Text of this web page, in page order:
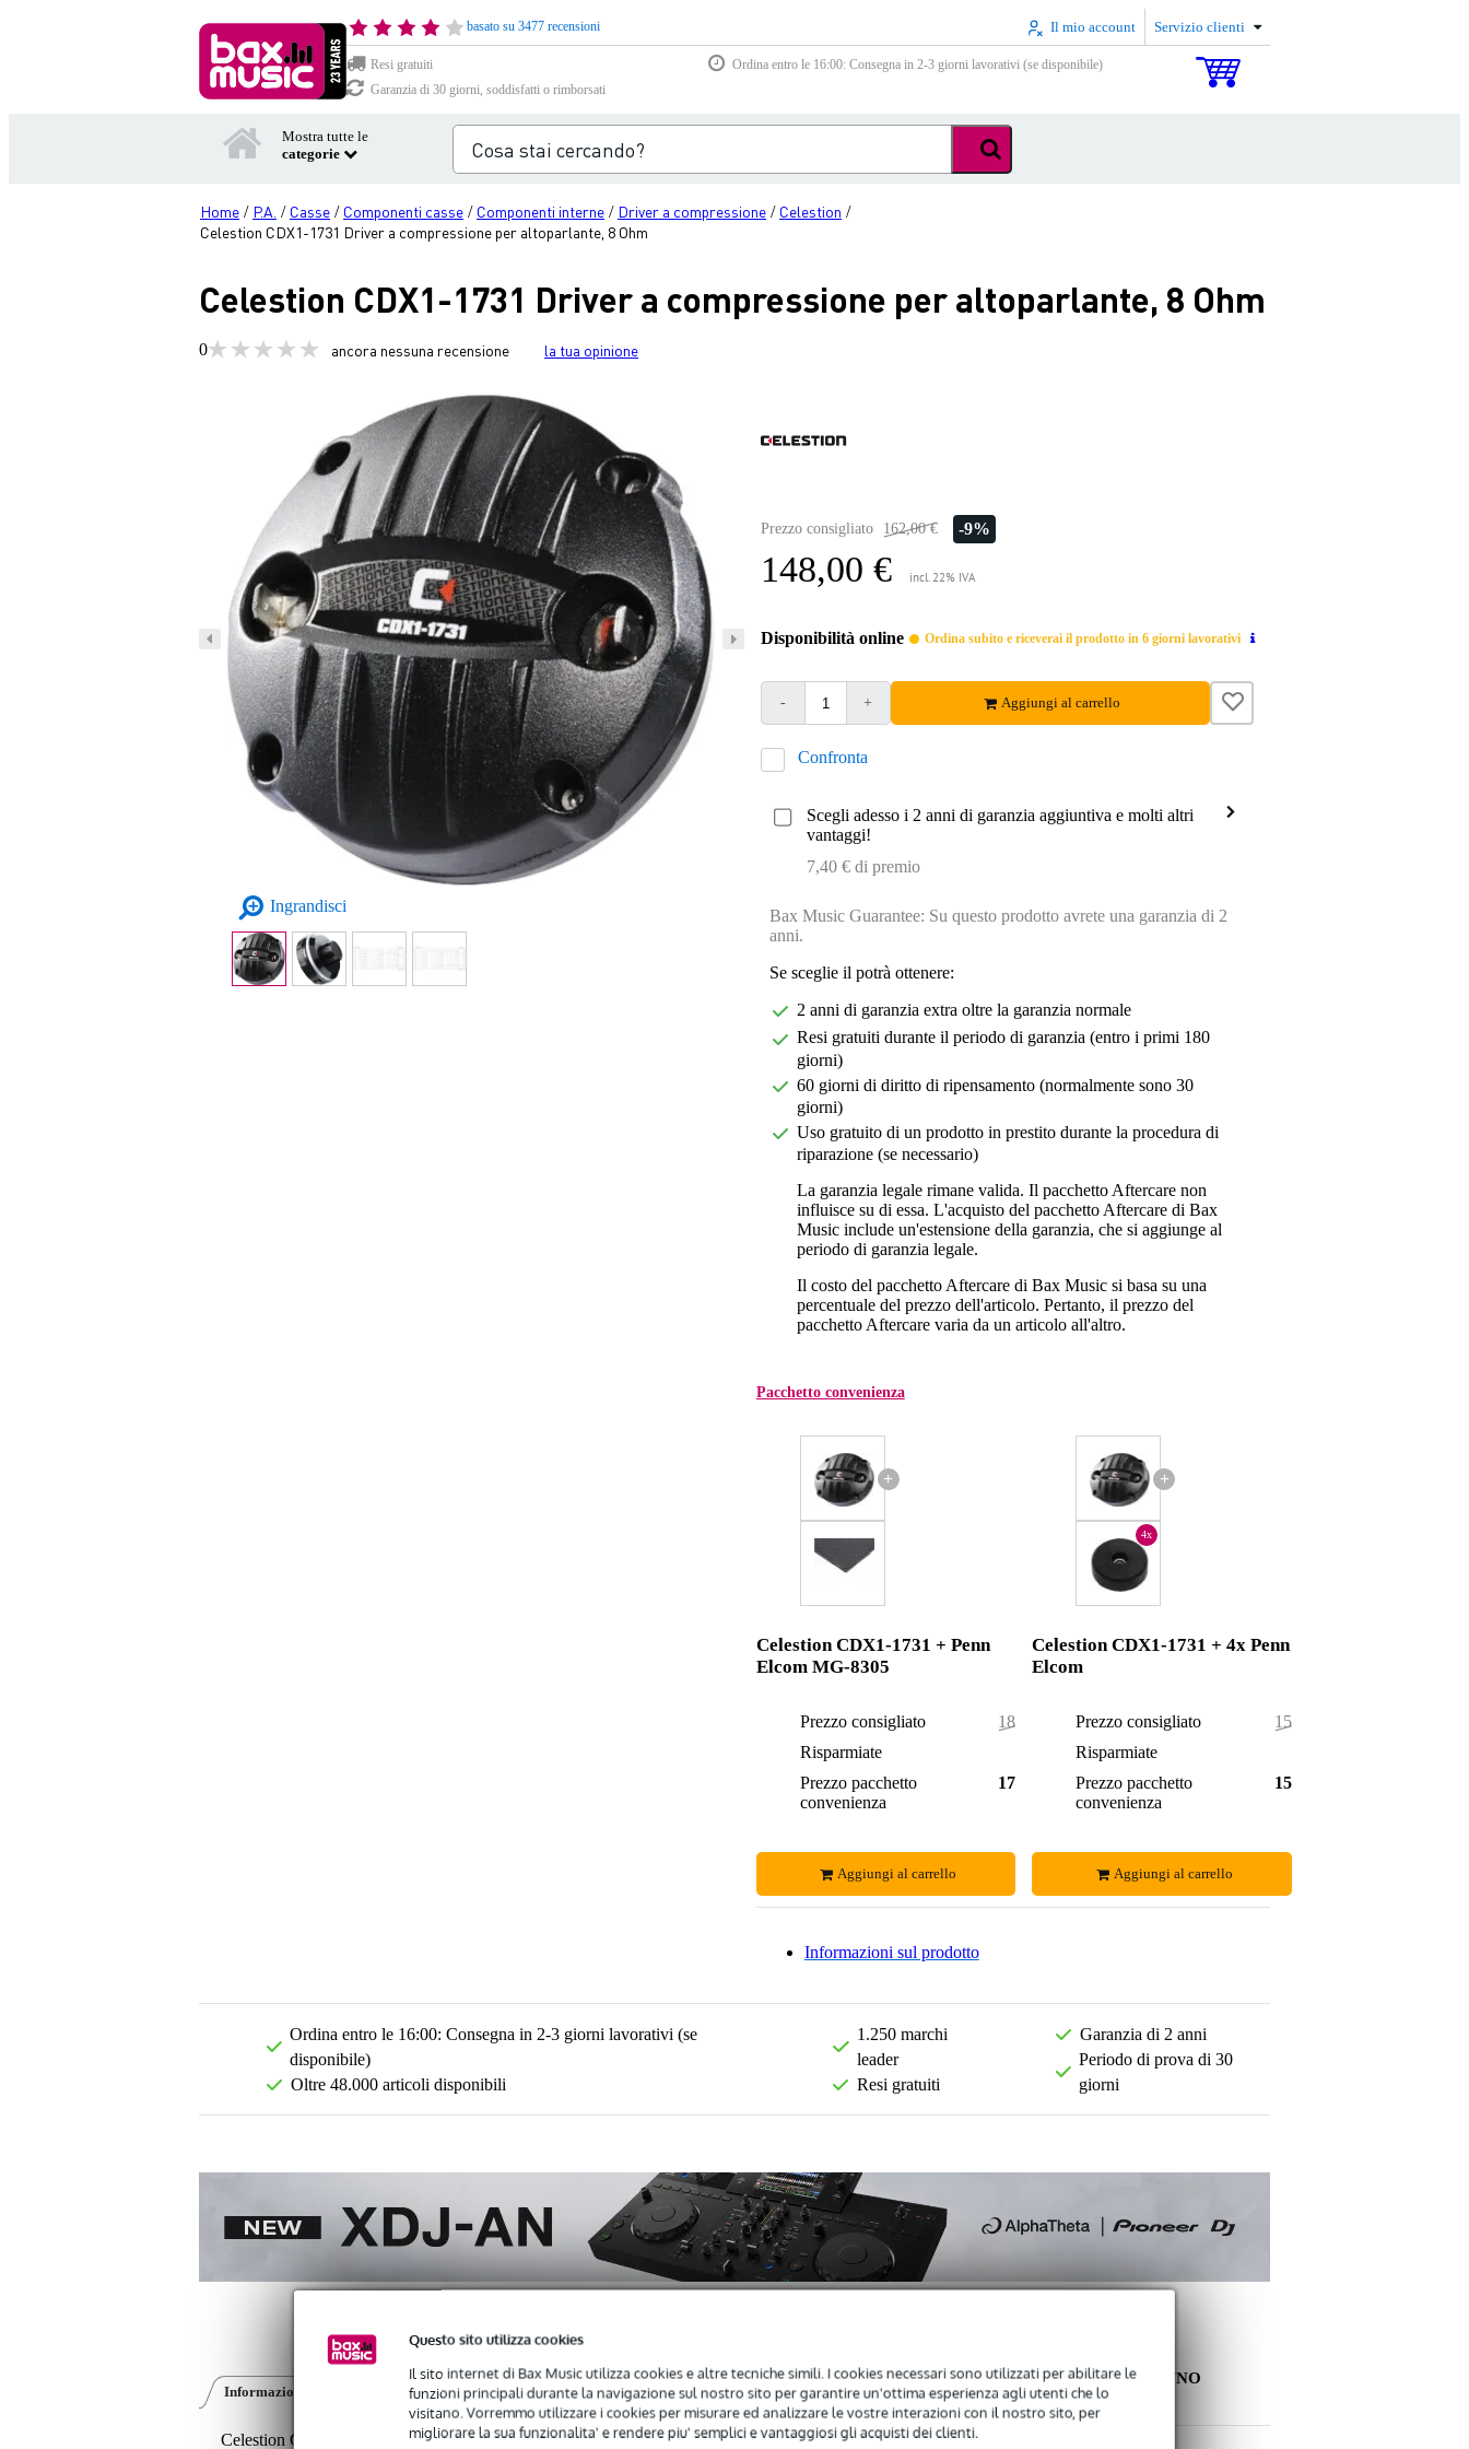
Questo sito utilizza cookies
Il sito internet di Bax Music utilizza cookies e altre tecniche simili. I cookies necessari sono utilizzati per abilitare le
funzioni principali durante la navigazione sul nostro sito per garantire un'ottima esperienza agli utenti che lo
visitano. Vorremmo utilizzare i cookies per misurare ed analizzare le vostre interazioni con il nostro sito, per
migliorare la sua funzionalita' e rendere piu' semplici e vantaggiosi gli acquisti dei clienti.
basato su 3477 recensioni Il mio account Servizio clienti
Resi gratuiti
Ordina entro le 16:00: Consegna in 2-3 giorni lavorativi (se disponibile)
Garanzia di 30 giorni, soddisfatti o rimborsati
Mostra tutte le
categorie
Home / P.A. / Casse / Componenti casse / Componenti interne / Driver a compressione / Celestion /
Celestion CDX1-1731 Driver a compressione per altoparlante, 8 Ohm
Celestion CDX1-1731 Driver a compressione per altoparlante, 8 Ohm
0 ancora nessuna recensione la tua opinione
Ingrandisci
Prezzo consigliato 162,00 € -9%
148,00 € incl. 22% IVA
Disponibilità online Ordina subito e riceverai il prodotto in 6 giorni lavorativi
- + Aggiungi al carrello
Confronta
Scegli adesso i 2 anni di garanzia aggiuntiva e molti altri
vantaggi!
7,40 € di premio
Bax Music Guarantee: Su questo prodotto avrete una garanzia di 2
anni.
Se sceglie il potrà ottenere:
2 anni di garanzia extra oltre la garanzia normale
Resi gratuiti durante il periodo di garanzia (entro i primi 180
giorni)
60 giorni di diritto di ripensamento (normalmente sono 30
giorni)
Uso gratuito di un prodotto in prestito durante la procedura di
riparazione (se necessario)
La garanzia legale rimane valida. Il pacchetto Aftercare non
influisce su di essa. L'acquisto del pacchetto Aftercare di Bax
Music include un'estensione della garanzia, che si aggiunge al
periodo di garanzia legale.
Il costo del pacchetto Aftercare di Bax Music si basa su una
percentuale del prezzo dell'articolo. Pertanto, il prezzo del
pacchetto Aftercare varia da un articolo all'altro.
Pacchetto convenienza
+
Celestion CDX1-1731 + Penn
Elcom MG-8305
Prezzo consigliato
181,00 €
Risparmiate
Prezzo pacchetto
convenienza
178,00 €
Aggiungi al carrello
+
4x
Celestion CDX1-1731 + 4x Penn
Elcom
Prezzo consigliato
153,92 €
Risparmiate
Prezzo pacchetto
convenienza
153,00 €
Aggiungi al carrello
Informazioni sul prodotto
Ordina entro le 16:00: Consegna in 2-3 giorni lavorativi (se
disponibile)
Oltre 48.000 articoli disponibili
1.250 marchi
leader
Resi gratuiti
Garanzia di 2 anni
Periodo di prova di 30
giorni
Informazioni sul prodotto Recensioni(0) Download (1)
Celestion CDX1-1731 Driver a compressione per altoparlante, 8 Ohm
ALTRI CLIENTI HANNO
COMPRATO ANCHE